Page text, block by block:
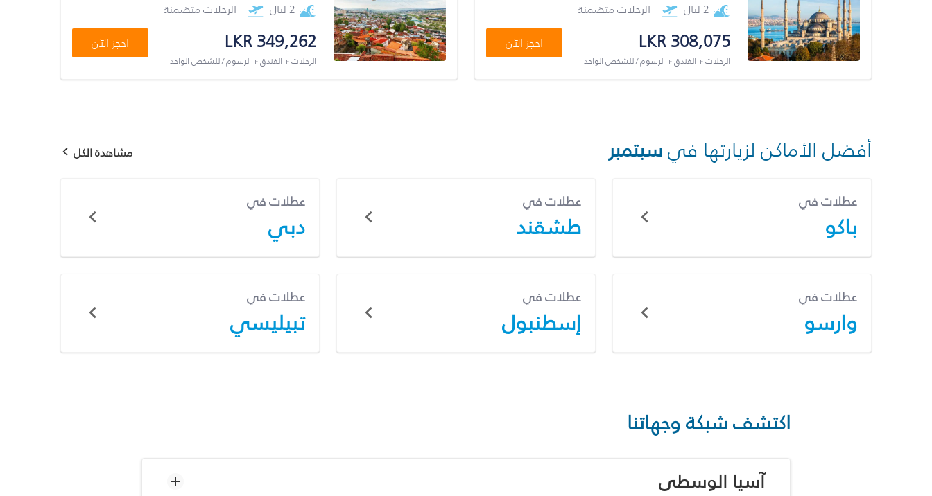
2 ليال الرحلات متضمنة
LKR 308,075
الرحلات + الفندق + الرسوم / للشخص الواحد
احجز الآن
2 ليال الرحلات متضمنة
LKR 349,262
الرحلات + الفندق + الرسوم / للشخص الواحد
احجز الآن
أفضل الأماكن لزيارتها فيسبتمبر مشاهدة الكل
عطلات في
باكو
عطلات في
طشقند
عطلات في
دبي
عطلات في
وارسو
عطلات في
إسطنبول
عطلات في
تبيليسي
اكتشف شبكة وجهاتنا
آسيا الوسطى